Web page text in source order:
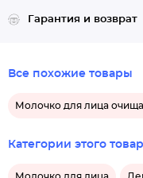
Гарантия и возврат
Все похожие товары
Молочко для лица
Категории этого